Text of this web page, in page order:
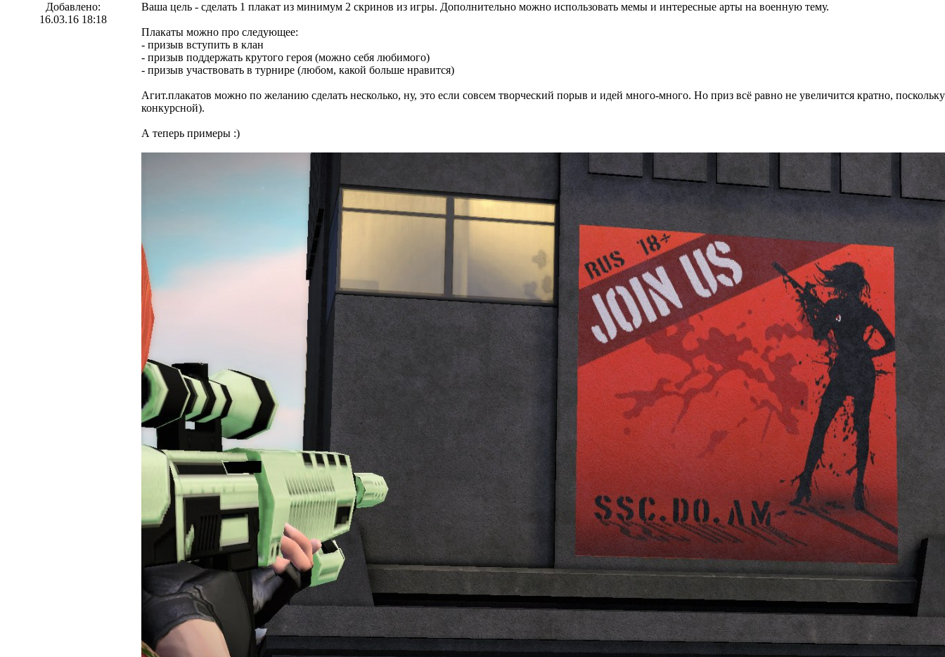
Добавлено:
16.03.16 18:18
Ваша цель - сделать 1 плакат из минимум 2 скринов из игры. Дополнительно можно использовать мемы и интересные арты на военную тему.
Плакаты можно про следующее:
- призыв вступить в клан
- призыв поддержать крутого героя (можно себя любимого)
- призыв участвовать в турнире (любом, какой больше нравится)
Агит.плакатов можно по желанию сделать несколько, ну, это если совсем творческий порыв и идей много-много. Но приз всё равно не увеличится кратно,
конкурсной).
А теперь примеры :)